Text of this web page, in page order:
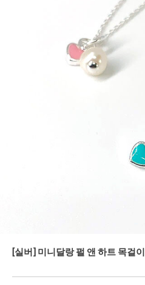
[실버] 미니달랑 펄 앤 하트 목걸이